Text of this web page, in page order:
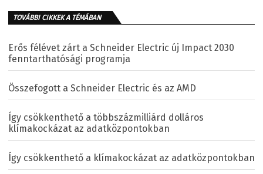
TOVÁBBI CIKKEK A TÉMÁBAN
Erős félévet zárt a Schneider Electric új Impact 2030
fenntarthatósági programja
Összefogott a Schneider Electric és az AMD
Így csökkenthető a többszázmilliárd dolláros
klímakockázat az adatközpontokban
Így csökkenthető a klímakockázat az adatközpontokban